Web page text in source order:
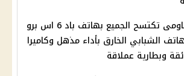
شاومى تكتسح الجميع بهاتف باد 6 اس برو
الشبابي الخارق بأداء مذهل وكاميرا
وبطارية عملاقة